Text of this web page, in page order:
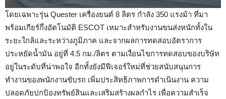
โดยเฉพาะรุ่น Quester เครื่องยนต์ 8 ลิตร กำลัง 350 แรงม้า ที่มา
พร้อมเกียร์กึ่งอัตโนมัติ ESCOT เหมาะสำหรับงานขนส่งหนักทั้งใน
ระยะใกล้และระหว่างภูมิภาค และจากผลการทดสอบอัตราการ
ประหยัดน้ำมัน อยู่ที่ 4.5 กม./ลิตร ตามเงื่อนไขการทดสอบของบริษัท
อยู่ในระดับที่น่าพอใจ อีกทั้งยังมีฟีเจอร์ใหม่ที่ช่วยสนับสนุนการ
ทำงานของพนักงานขับรถ เพิ่มประสิทธิภาพการดำเนินงาน ความ
ปลอดภัยปกป้องทรัพย์สินและเสริมสร้างผลกำไร เพื่อความสำเร็จ